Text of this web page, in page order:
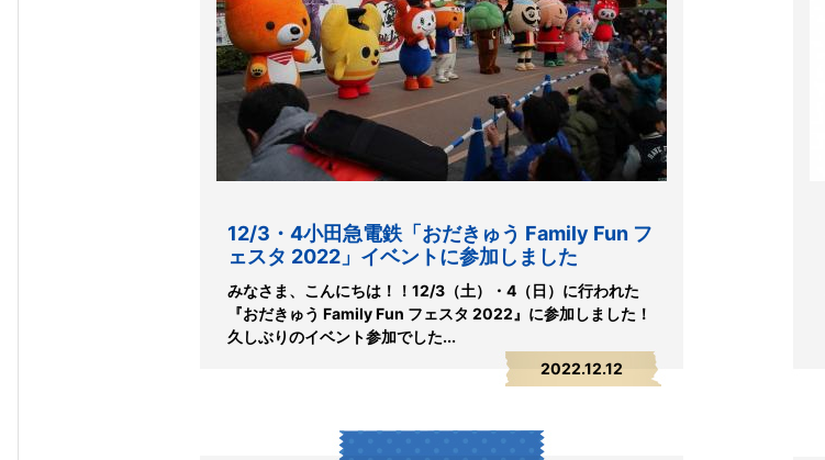
12/3・4小田急電鉄「おだきゅう Family Fun フ
ェスタ 2022」イベントに参加しました
みなさま、こんにちは！！12/3（土）・4（日）に行われた
『おだきゅう Family Fun フェスタ 2022』に参加しました！
久しぶりのイベント参加でした...
2022.12.12